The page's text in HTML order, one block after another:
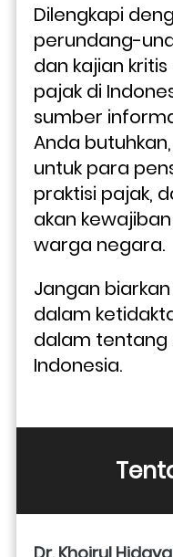
Dilengkapi
perundang-
dan kajian
pajak di
sumber
Anda
untuk para
praktisi pajak,
akan
warga negara.
Jangan
dalam
dalam tentang
Indonesia.